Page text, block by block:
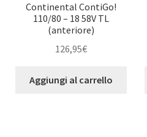
Continental ContiGo!
110/80 – 18 58V TL
(anteriore)
126,95€
Aggiungi al carrello